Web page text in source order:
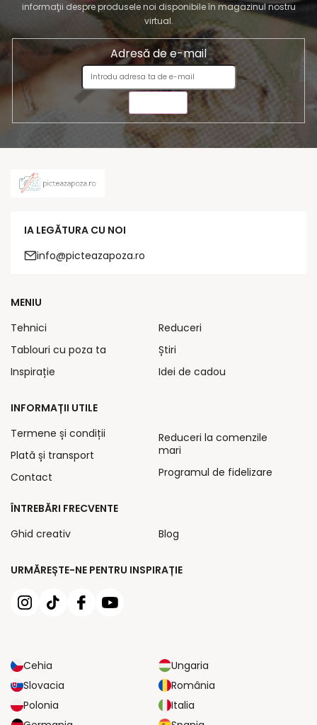
informaţii despre produsele noi disponibile în magazinul nostru
virtual.
Adresă de e-mail
IA LEGĂTURA CU NOI
info@picteazapoza.ro
URMĂREȘTE-NE PENTRU INSPIRAȚIE
Cehia
Ungaria
Slovacia
România
Polonia
Italia
MENIU
Tehnici
Tablouri cu poza ta
Inspirație
Reduceri
Știri
Idei de cadou
INFORMAȚII UTILE
Termene și condiții
Plată și transport
Contact
Reduceri la comenzile
mari
Programul de fidelizare
ÎNTREBĂRI FRECVENTE
Ghid creativ
Blog